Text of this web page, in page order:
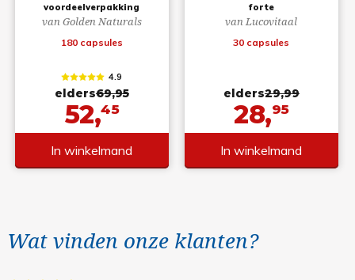
voordeelverpakking
van Golden Naturals
180 capsules
4.9
elders69,95
52,45
In winkelmand
forte
van Lucovitaal
30 capsules
elders29,99
28,95
In winkelmand
Wat vinden onze klanten?